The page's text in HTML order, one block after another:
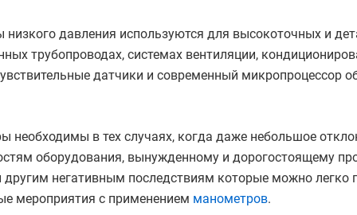
давления используются для высокоточных и
трубопроводах, системах вентиляции,
датчики и современный микропроцессор
необходимы в тех случаях, когда даже небольшое
оборудования, вынужденному и дорогостоящему
другим негативным последствиям которые можно легко
мероприятия с применением манометров.